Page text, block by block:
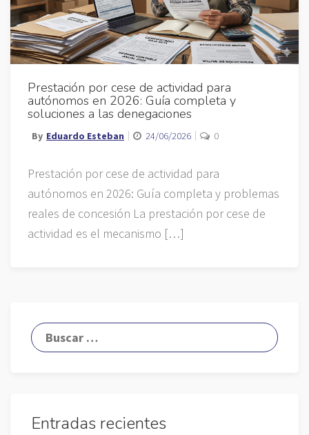
Prestación por cese de actividad para
autónomos en 2026: Guía completa y
soluciones a las denegaciones
By Eduardo Esteban 24/06/2026 0
Prestación por cese de actividad para
autónomos en 2026: Guía completa y problemas
reales de concesión La prestación por cese de
actividad es el mecanismo […]
Entradas recientes